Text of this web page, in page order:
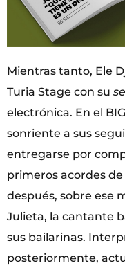
Mientras tanto, Ele
Turia Stage con su
electrónica. En el
sonriente a sus
entregarse por
primeros acordes de
después, sobre ese
Julieta, la cantante
sus bailarinas.
posteriormente,